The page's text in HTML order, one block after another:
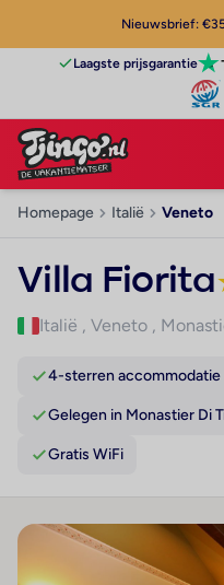
Nieuwsbrief:
Laagste prijsgarantie
Homepage Italië Veneto
Villa Fiorita
Italië , Veneto ,
4-sterren accommodatie
Gelegen in Monastier Di
Gratis WiFi